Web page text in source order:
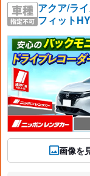
アクア/ラ
フィット
画像を